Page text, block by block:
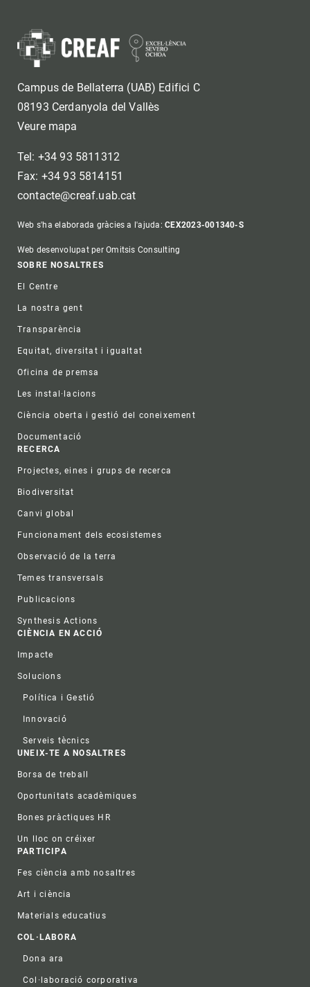
Campus de Bellaterra (UAB) Edifici C
08193 Cerdanyola del Vallès
Veure mapa
Tel: +34 93 5811312
Fax: +34 93 5814151
contacte@creaf.uab.cat
Web s'ha elaborada gràcies a l'ajuda:CEX2023-001340-S
Web desenvolupat per Omitsis Consulting
Footer
SOBRE NOSALTRES
El Centre
La nostra gent
Transparència
Equitat, diversitat i igualtat
Oficina de premsa
Les instal·lacions
Ciència oberta i gestió del coneixement
Documentació
RECERCA
Projectes, eines i grups de recerca
Biodiversitat
Canvi global
Funcionament dels ecosistemes
Observació de la terra
Temes transversals
Publicacions
Synthesis Actions
CIÈNCIA EN ACCIÓ
Impacte
Solucions
Política i Gestió
Innovació
Serveis tècnics
UNEIX-TE A NOSALTRES
Borsa de treball
Oportunitats acadèmiques
Bones pràctiques HR
Un lloc on créixer
PARTICIPA
Fes ciència amb nosaltres
Art i ciència
Materials educatius
COL·LABORA
Dona ara
Col·laboració corporativa